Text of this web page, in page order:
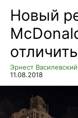
Новый
Эрнест Василевский
11.08.2018